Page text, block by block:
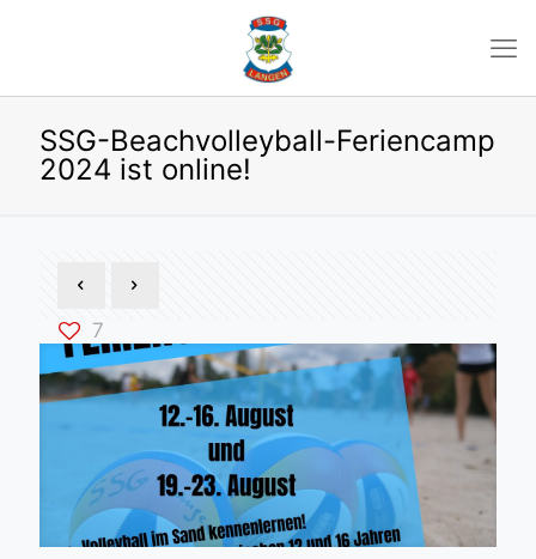
SSG-Beachvolleyball-Feriencamp
2024 ist online!
7